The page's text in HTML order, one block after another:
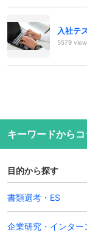
入社テ
5579 view
キーワードから
目的から探す
書類選考・ES
企業研究・インター